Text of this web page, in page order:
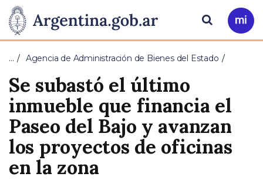
Presidencia
de
la
Nación
Pasar al contenido principal
Ir
a
Buscar
… Agencia de Administración de Bienes del Estado
Se subastó el último
inmueble que financia el
Paseo del Bajo y avanzan
los proyectos de oficinas
en la zona